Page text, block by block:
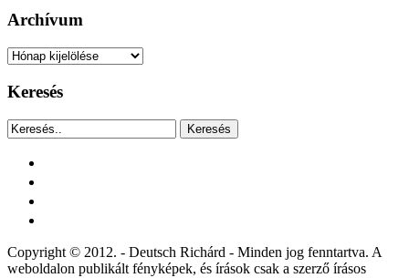
Archívum
Archívum
Keresés
Keresés
Copyright © 2012. - Deutsch Richárd - Minden jog fenntartva. A
weboldalon publikált fényképek, és írások csak a szerző írásos